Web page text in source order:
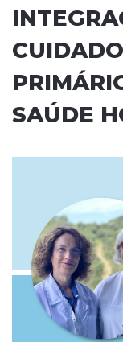
SAÚDE